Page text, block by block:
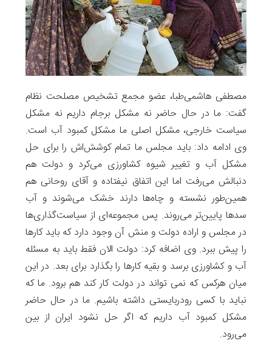
مصطفی هاشمی‌طبا، عضو مجمع تشخیص مصلحت نظام
گفت: ما در حال حاضر نه مشکل برجام داریم نه مشکل
سیاست خارجی، مشکل اصلی ما مشکل کمبود آب است.
وی ادامه داد: باید مجلس ما تمام کوشش‌اش را برای حل
مشکل آب و تغییر شیوه کشاورزی می‌کرد و دولت هم
دنبالش می‌رفت اما این اتفاق نیفتاده و آقای روحانی هم
همین‌طور نشسته و چاه‌ها دارند خشک می‌شوند و آب
سدها پایین‌تر می‌روند. پس مجموعه‌ای از سیاست‌گذاری‌ها
در مجلس و اراده دولت و منش آن وجود دارد که باید کارها
را پیش ببرد. وی اضافه کرد: دولت الان فقط باید به مسئله
آب و کشاورزی برسد و بقیه کارها را بگذارد برای بعد. در این
میان هرکس که نمی تواند در دولت کار کند هم برود. ما که
نباید با کسی رودربایستی داشته باشیم. ما در حال حاضر
مشکل کمبود آب داریم که اگر حل نشود ایران از بین
می‌رود.